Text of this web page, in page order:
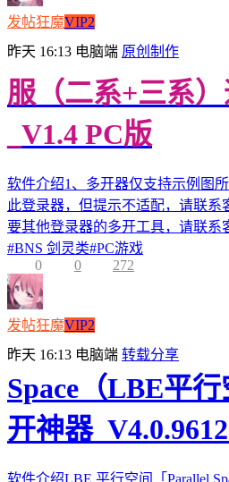
发帖狂魔VIP2
昨天 16:13 电脑端 原创制作
服（二系+三系
_V1.4 PC版
软件介绍1、多开器仅支持示例图
此登录器，但提示不适配，请联系
要其他登录器的多开工具，请联系
#BNS 剑灵类#PC游戏
0
0 272
发帖狂魔VIP2
昨天 16:13 电脑端 转载分享
Space（LBE平
开神器
软件介绍LBE 平行空间「Parallel